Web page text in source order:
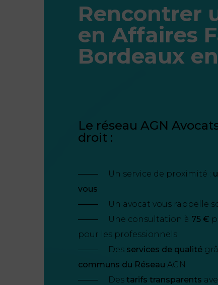
Rencontrer
en Affaires
Bordeaux
Le réseau AGN
droit :
Un service de proximité :
vous
Un avocat vous rappelle
Une consultation à 75 €
pour les professionnels
Des services de qualité
communs du Réseau AGN
Destarifs transparents